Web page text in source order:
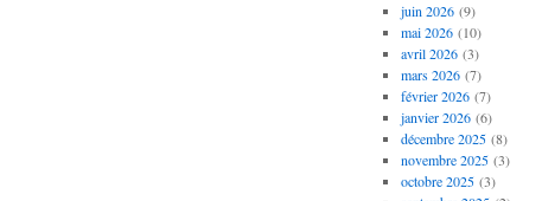
juin 2026(9)
mai 2026(10)
avril 2026(3)
mars 2026(7)
février 2026(7)
janvier 2026(6)
décembre 2025(8)
novembre 2025(3)
octobre 2025(3)